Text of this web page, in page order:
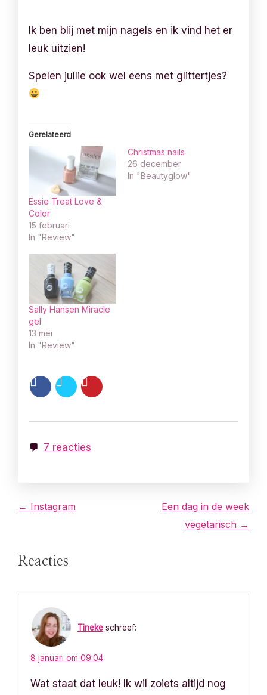
Ik ben blij met mijn nagels en ik vind het er
leuk uitzien!
Spelen jullie ook wel eens met glittertjes?
Gerelateerd
Essie Treat Love &
Color
15 februari
In "Review"
Christmas nails
26 december
In "Beautyglow"
Sally Hansen Miracle
gel
13 mei
In "Review"
7 reacties
B
r
← Instagram
Een dag in de week
vegetarisch →
Reacties
Tineke schreef:
8 januari om 09:04
Wat staat dat leuk! Ik wil zoiets altijd nog